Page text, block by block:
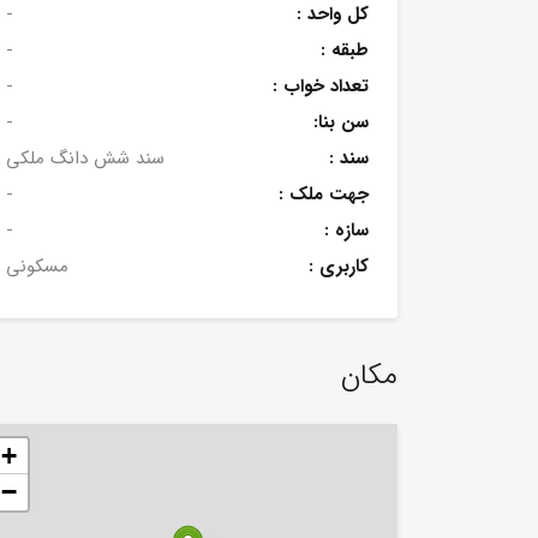
کل واحد :
-
طبقه :
-
تعداد خواب :
-
سن بنا:
-
سند :
سند شش دانگ ملکی
جهت ملک :
-
سازه :
-
کاربری :
مسکونی
مکان
+
−